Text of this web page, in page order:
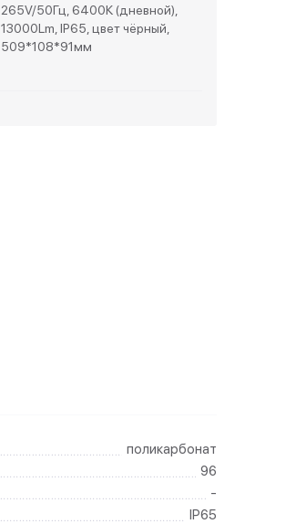
265V/50Гц, 6400К (дневной),
13000Lm, IP65, цвет чёрный,
509*108*91мм
поликарбонат
96
-
IP65